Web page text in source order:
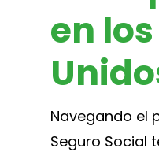
en
Navegando el
Seguro Social